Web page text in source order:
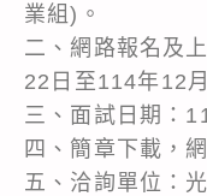
業組)。
二、網路報名及
22日至114年12
三、面試日期：
四、簡章下載，
五、洽詢單位：